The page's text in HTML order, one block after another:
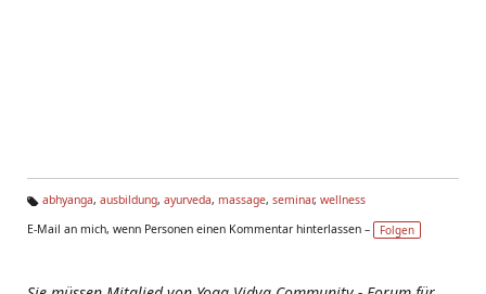
g
abhyanga, ausbildung, ayurveda, massage, seminar, wellness
E-Mail an mich, wenn Personen einen Kommentar hinterlassen –
Folgen